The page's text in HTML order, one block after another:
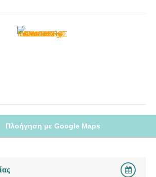
Πλοήγηση με Google Maps